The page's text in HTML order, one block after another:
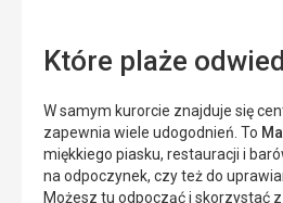
Które plaże
W samym kurorcie znajduje się
zapewnia wiele udogodnień. To
miękkiego piasku, restauracji i
na odpoczynek, czy też do
Możesz tu odpocząć i skorzystać z